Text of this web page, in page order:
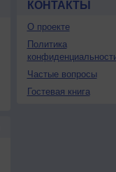
КОНТАКТЫ
О проекте
Политика
Частые вопросы
Гостевая книга